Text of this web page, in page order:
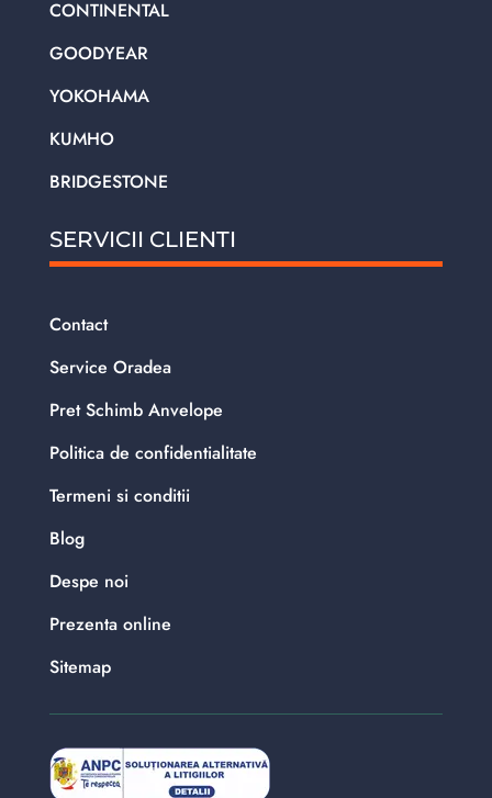
CONTINENTAL
GOODYEAR
YOKOHAMA
KUMHO
BRIDGESTONE
SERVICII CLIENTI
Contact
Service Oradea
Pret Schimb Anvelope
Politica de confidentialitate
Termeni si conditii
Blog
Despe noi
Prezenta online
Sitemap